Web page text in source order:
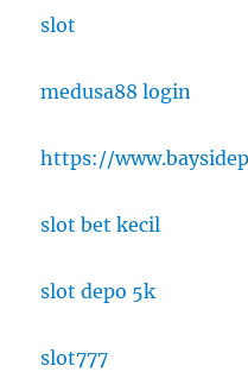
slot
medusa88 login
https://
slot bet kecil
slot depo 5k
slot777